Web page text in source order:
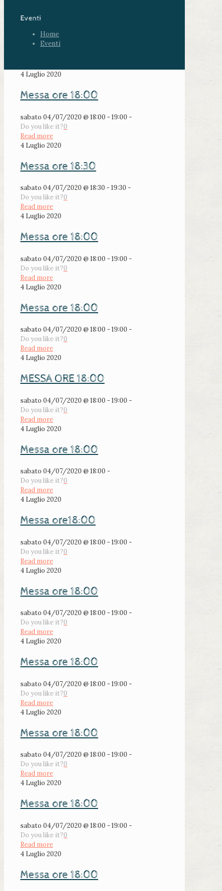
Eventi
Home
Eventi
4 Luglio 2020
Messa ore 18:00
sabato 04/07/2020 @ 18:00 - 19:00 -
Do you like it?0
Read more
4 Luglio 2020
Messa ore 18:30
sabato 04/07/2020 @ 18:30 - 19:30 -
Do you like it?0
Read more
4 Luglio 2020
Messa ore 18:00
sabato 04/07/2020 @ 18:00 - 19:00 -
Do you like it?0
Read more
4 Luglio 2020
Messa ore 18:00
sabato 04/07/2020 @ 18:00 - 19:00 -
Do you like it?0
Read more
4 Luglio 2020
MESSA ORE 18:00
sabato 04/07/2020 @ 18:00 - 19:00 -
Do you like it?0
Read more
4 Luglio 2020
Messa ore 18:00
sabato 04/07/2020 @ 18:00 -
Do you like it?0
Read more
4 Luglio 2020
Messa ore18:00
sabato 04/07/2020 @ 18:00 - 19:00 -
Do you like it?0
Read more
4 Luglio 2020
Messa ore 18:00
sabato 04/07/2020 @ 18:00 - 19:00 -
Do you like it?0
Read more
4 Luglio 2020
Messa ore 18:00
sabato 04/07/2020 @ 18:00 - 19:00 -
Do you like it?0
Read more
4 Luglio 2020
Messa ore 18:00
sabato 04/07/2020 @ 18:00 - 19:00 -
Do you like it?0
Read more
4 Luglio 2020
Messa ore 18:00
sabato 04/07/2020 @ 18:00 - 19:00 -
Do you like it?0
Read more
4 Luglio 2020
Messa ore 18:00